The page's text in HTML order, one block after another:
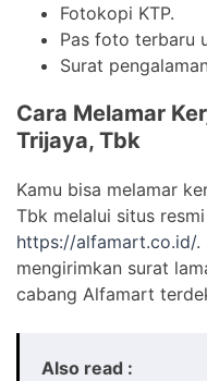
Fotokopi KTP.
Pas foto terbaru
Surat
Cara Melamar
Trijaya, Tbk
Kamu bisa melamar
Tbk melalui situs
https://alfamart.co.id/.
mengirimkan surat
cabang Alfamart
Also read :